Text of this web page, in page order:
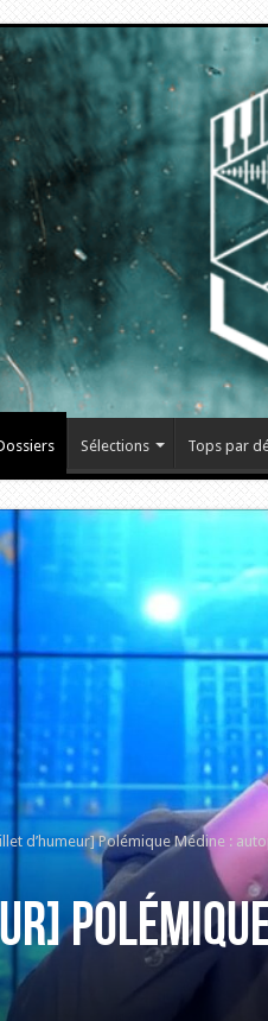
Sélections Tops par
d’humeur] Polémique Médine :